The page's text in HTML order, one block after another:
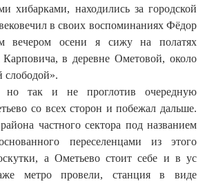
хибарками, находились за городской
в своих воспоминаниях Фёдор
вечером осени я сижу на полатях
в деревне Ометовой, около
слободой».
но так и не проглотив очередную
со всех сторон и побежал дальше.
частного сектора под названием
переселенцами из этого
а Ометь­ево стоит себе и в ус
метро провели, станция в виде